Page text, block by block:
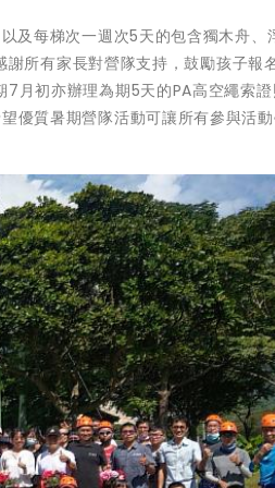
及每梯次一週次5天的包含獨木舟、
所有家長對營隊支持，鼓勵孩子報
月初亦辦理為期5天的PA高空繩索
優質暑期營隊活動可讓所有參與活